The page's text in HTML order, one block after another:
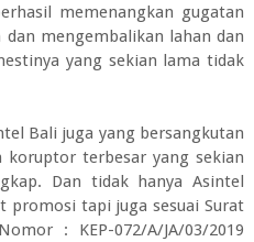
memenangkan gugatan
mengembalikan lahan dan
yang sekian lama tidak
Bali juga yang bersangkutan
terbesar yang sekian
Dan tidak hanya Asintel
promosi tapi juga sesuai Surat
: KEP-072/A/JA/03/2019